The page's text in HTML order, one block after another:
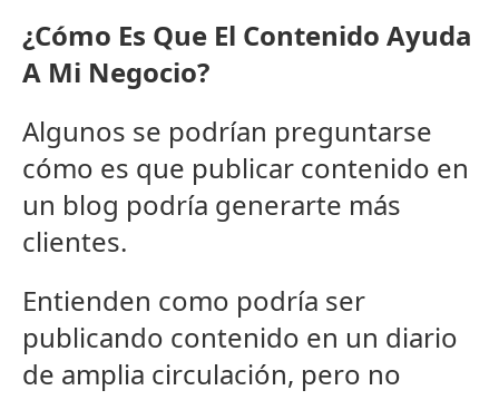
¿Cómo Es Que El Contenido Ayuda
A Mi Negocio?
Algunos se podrían preguntarse
cómo es que publicar contenido en
un blog podría generarte más
clientes.
Entienden como podría ser
publicando contenido en un diario
de amplia circulación, pero no